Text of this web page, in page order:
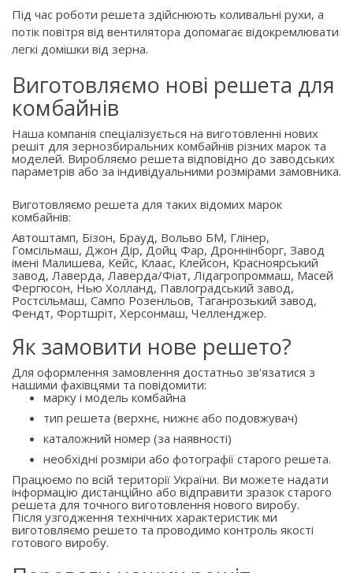
Під час роботи решета здійснюють коливальні рухи, а
потік повітря від вентилятора допомагає відокремлювати
легкі домішки від зерна.
Виготовляємо нові решета для
комбайнів
Наша компанія спеціалізується на виготовленні нових
решіт для зернозбиральних комбайнів різних марок та
моделей. Виробляємо решета відповідно до заводських
параметрів або за індивідуальними розмірами замовника.
Виготовляємо решета для таких відомих марок
комбайнів:
Автоштамп, Бізон, Брауд, Вольво БМ, Глінер,
Гомсільмаш, Джон Дір, Дойц Фар, Дроннінборг, Завод
імені Малишева, Кейс, Клаас, Клейсон, Красноярський
завод, Лаверда, Лаверда/Фіат, Лідагропроммаш, Масей
Фергюсон, Нью Холланд, Павлоградський завод,
Ростсільмаш, Сампо Розенльов, Таганрозький завод,
Фендт, Фортшріт, Херсонмаш, Челленджер.
Як замовити нове решето?
Для оформлення замовлення достатньо зв'язатися з
нашими фахівцями та повідомити:
марку і модель комбайна
тип решета (верхнє, нижнє або подовжувач)
каталожний номер (за наявності)
необхідні розміри або фотографії старого решета.
Працюємо по всій території України. Ви можете надати
інформацію дистанційно або відправити зразок старого
решета для точного виготовлення нового виробу.
Після узгодження технічних характеристик ми
виготовляємо решето та проводимо контроль якості
готового виробу.